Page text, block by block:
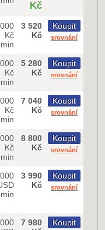
Kč
Kč
3 520
Kč
Koupit
srovnání
Kč
5 280
Kč
Koupit
srovnání
Kč
7 040
Kč
Koupit
srovnání
Kč
8 800
Kč
Koupit
srovnání
3 990
Kč
Koupit
srovnání
7 980
Koupit